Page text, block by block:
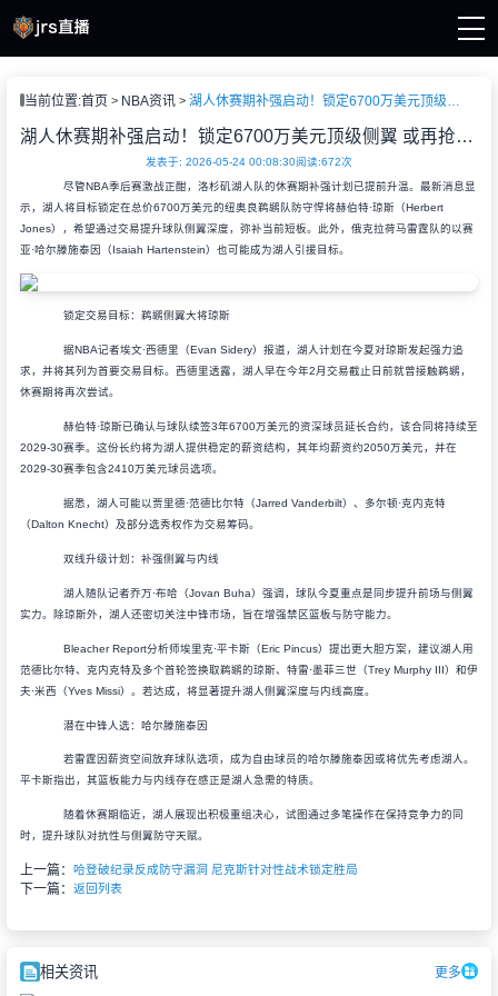
播
播
当前位置:首页 NBA资讯 湖人休赛期补强启动！锁定6700万美元顶级侧翼 或再抢雷霆中锋
湖人休赛期补强启动！锁定6700万美元顶级侧翼 或再抢雷霆中锋
发表于: 2026-05-24 00:08:30阅读:672次
尽管NBA季后赛激战正酣，洛杉矶湖人队的休赛期补强计划已提前升温。最新消息显
示，湖人将目标锁定在总价6700万美元的纽奥良鹈鹕队防守悍将赫伯特·琼斯（Herbert
Jones），希望通过交易提升球队侧翼深度，弥补当前短板。此外，俄克拉荷马雷霆队的以赛
亚·哈尔滕施泰因（Isaiah Hartenstein）也可能成为湖人引援目标。
锁定交易目标：鹈鹕侧翼大将琼斯
据NBA记者埃文·西德里（Evan Sidery）报道，湖人计划在今夏对琼斯发起强力追
求，并将其列为首要交易目标。西德里透露，湖人早在今年2月交易截止日前就曾接触鹈鹕，
休赛期将再次尝试。
赫伯特·琼斯已确认与球队续签3年6700万美元的资深球员延长合约，该合同将持续至
2029-30赛季。这份长约将为湖人提供稳定的薪资结构，其年均薪资约2050万美元，并在
2029-30赛季包含2410万美元球员选项。
据悉，湖人可能以贾里德·范德比尔特（Jarred Vanderbilt）、多尔顿·克内克特
（Dalton Knecht）及部分选秀权作为交易筹码。
双线升级计划：补强侧翼与内线
湖人随队记者乔万·布哈（Jovan Buha）强调，球队今夏重点是同步提升前场与侧翼
实力。除琼斯外，湖人还密切关注中锋市场，旨在增强禁区篮板与防守能力。
Bleacher Report分析师埃里克·平卡斯（Eric Pincus）提出更大胆方案，建议湖人用
范德比尔特、克内克特及多个首轮签换取鹈鹕的琼斯、特雷·墨菲三世（Trey Murphy III）和伊
夫·米西（Yves Missi）。若达成，将显著提升湖人侧翼深度与内线高度。
潜在中锋人选：哈尔滕施泰因
若雷霆因薪资空间放弃球队选项，成为自由球员的哈尔滕施泰因或将优先考虑湖人。
平卡斯指出，其篮板能力与内线存在感正是湖人急需的特质。
随着休赛期临近，湖人展现出积极重组决心，试图通过多笔操作在保持竞争力的同
时，提升球队对抗性与侧翼防守天赋。
上一篇： 哈登破纪录反成防守漏洞 尼克斯针对性战术锁定胜局
下一篇： 返回列表
相关资讯 更多